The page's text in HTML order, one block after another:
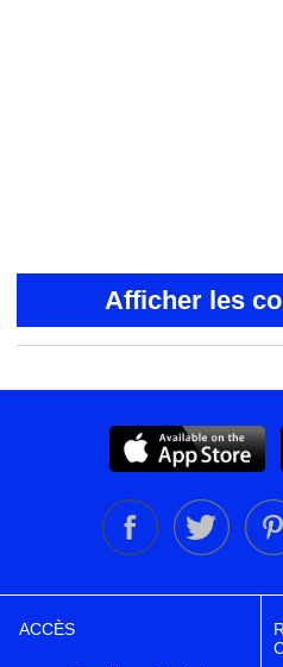
Afficher les
ACCÈS